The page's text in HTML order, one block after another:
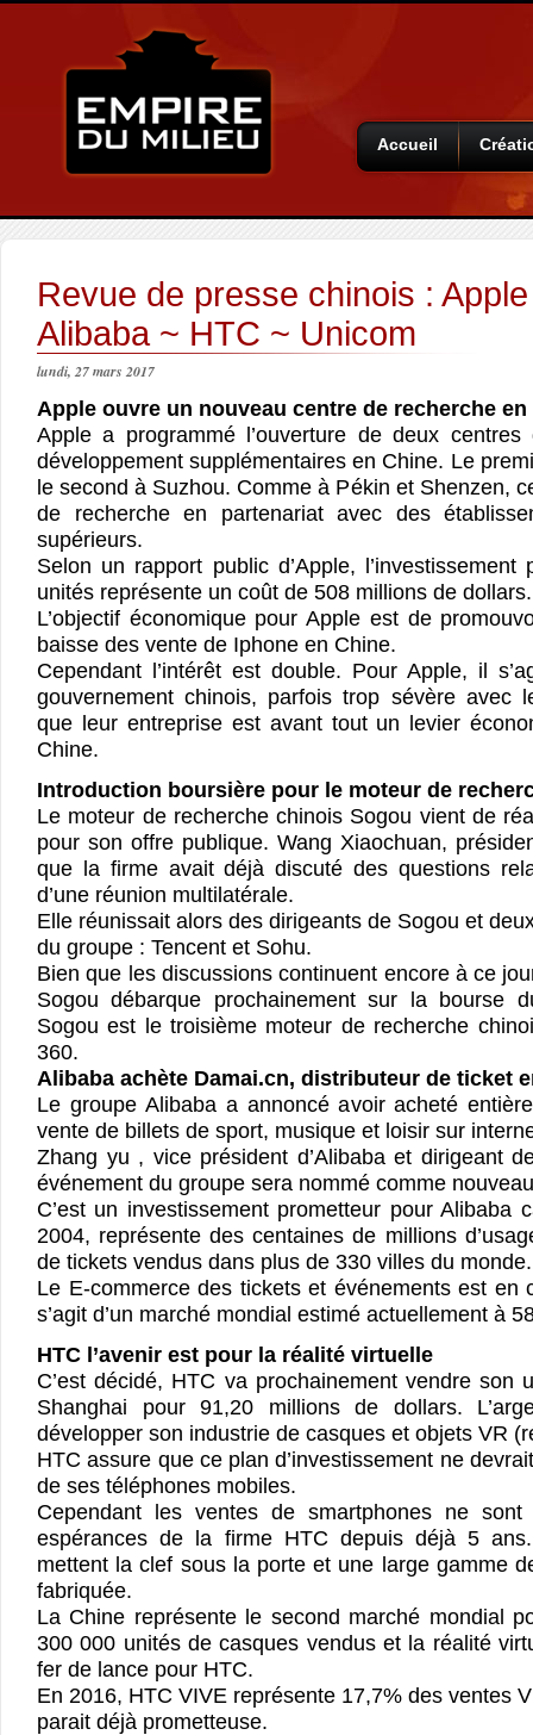
Accueil
Revue de presse chinois :
Alibaba ~ HTC ~ Unicom
lundi, 27 mars 2017
Apple ouvre un nouveau centre de recherche en
Apple a programmé l’ouverture de deux
développement supplémentaires en Chine. Le
le second à Suzhou. Comme à Pékin et Shenzen,
de recherche en partenariat avec des
supérieurs.
Selon un rapport public d’Apple,
unités représente un coût de 508 millions de dollars.
L’objectif économique pour Apple est de
baisse des vente de Iphone en Chine.
Cependant l’intérêt est double. Pour Apple, il
gouvernement chinois, parfois trop sévère avec
que leur entreprise est avant tout un levier
Chine.
Introduction boursière pour le moteur de
Le moteur de recherche chinois Sogou vient de
pour son offre publique. Wang Xiaochuan,
que la firme avait déjà discuté des questions
d’une réunion multilatérale.
Elle réunissait alors des dirigeants de Sogou et
du groupe : Tencent et Sohu.
Bien que les discussions continuent encore à ce
Sogou débarque prochainement sur la bourse
Sogou est le troisième moteur de recherche
360.
Alibaba achète Damai.cn, distributeur de ticket
Le groupe Alibaba a annoncé avoir acheté
vente de billets de sport, musique et loisir sur
Zhang yu , vice président d’Alibaba et dirigeant
événement du groupe sera nommé comme
C’est un investissement prometteur pour Alibaba
2004, représente des centaines de millions
de tickets vendus dans plus de 330 villes du monde.
Le E-commerce des tickets et événements est en
s’agit d’un marché mondial estimé actuellement à
HTC l’avenir est pour la réalité virtuelle
C’est décidé, HTC va prochainement vendre son
Shanghai pour 91,20 millions de dollars.
développer son industrie de casques et objets VR
HTC assure que ce plan d’investissement ne
de ses téléphones mobiles.
Cependant les ventes de smartphones ne
espérances de la firme HTC depuis déjà 5
mettent la clef sous la porte et une large gamme
fabriquée.
La Chine représente le second marché mondial
300 000 unités de casques vendus et la réalité
fer de lance pour HTC.
En 2016, HTC VIVE représente 17,7% des ventes
parait déjà prometteuse.